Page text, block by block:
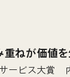
重ねが価値
ービス大賞